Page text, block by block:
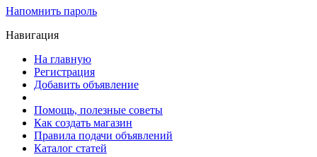
Напомнить пароль
Навигация
На главную
Регистрация
Добавить объявление
Помощь, полезные советы
Как создать магазин
Правила подачи объявлений
Каталог статей